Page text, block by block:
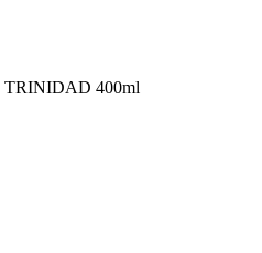
TRINIDAD 400ml